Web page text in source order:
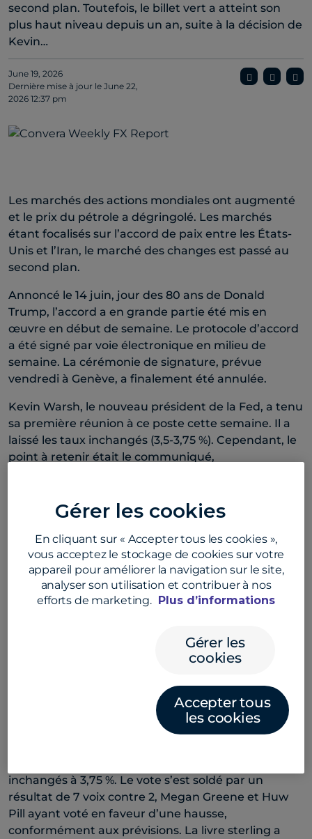
second plan. Toutefois, le billet vert a atteint son
plus haut niveau depuis un an, suite à la décision de
Kevin…
June 19, 2026
Dernière mise à jour le June 22,
2026 12:37 pm
Les marchés des actions mondiales ont augmenté
et le prix du pétrole a dégringolé. Les marchés
étant focalisés sur l’accord de paix entre les États-
Unis et l’Iran, le marché des changes est passé au
second plan.
Annoncé le 14 juin, jour des 80 ans de Donald
Trump, l’accord a en grande partie été mis en
œuvre en début de semaine. Le protocole d’accord
a été signé par voie électronique en milieu de
semaine. La cérémonie de signature, prévue
vendredi à Genève, a finalement été annulée.
Kevin Warsh, le nouveau président de la Fed, a tenu
sa première réunion à ce poste cette semaine. Il a
laissé les taux inchangés (3,5-3,75 %). Cependant, le
point à retenir était le communiqué,
tenace de Kevin Warsh vis-à-vis des prévisions trop
déjà à ce que la manière dont la Fed communique
change.
La Banque du Japon a augmenté son taux
directeur (de 0,25 à 1 %) à l’issue d’un vote de 7
depuis 1995. Cette décision marque un abandon
marqué de la politique monétaire particulièrement
persistent et que les coûts énergétiques restent
élevés suite aux récentes tensions au Moyen-Orient.
Le yen s’est affaibli : la paire USD/JPY continue de
grimper au-delà de la barre des 160,00.
inchangés à 3,75 %. Le vote s’est soldé par un
résultat de 7 voix contre 2, Megan Greene et Huw
Pill ayant voté en faveur d’une hausse,
conformément aux prévisions. La livre sterling a
Gérer les cookies
En cliquant sur « Accepter tous les cookies »,
vous acceptez le stockage de cookies sur votre
appareil pour améliorer la navigation sur le site,
analyser son utilisation et contribuer à nos
efforts de marketing.
Plus d’informations
Gérer les
cookies
Accepter tous
les cookies